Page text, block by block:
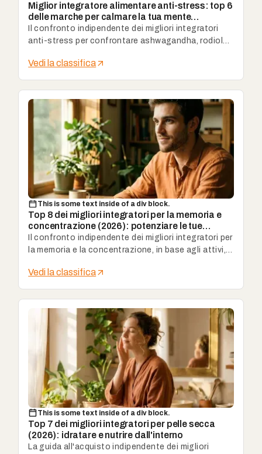
Miglior integratore alimentare anti-stress: top 6
delle marche per calmare la tua mente
naturalmente.
Il confronto indipendente dei migliori integratori
anti-stress per confrontare ashwagandha, rodiola,
uso quotidiano.
Vedi la classifica
This is some text inside of a div block.
Top 8 dei migliori integratori per la memoria e
concentrazione (2026): potenziare le tue
prestazioni mentali
Il confronto indipendente dei migliori integratori per
la memoria e la concentrazione, in base agli attivi,
rapporto qualità-prezzo.
Vedi la classifica
This is some text inside of a div block.
Top 7 dei migliori integratori per pelle secca
(2026): idratare e nutrire dall'interno
La guida all'acquisto indipendente dei migliori